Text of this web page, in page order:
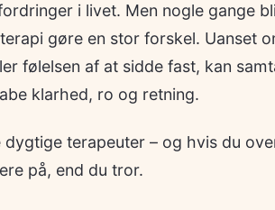
i livet. Men nogle gange
gøre en stor forskel. Uanset
følelsen af at sidde fast, kan
klarhed, ro og retning.
dygtige terapeuter – og hvis du
på, end du tror.